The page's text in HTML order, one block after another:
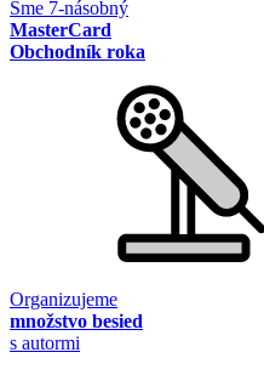
Sme 7-násobný
MasterCard
Obchodník roka
Organizujeme
množstvo besied
s autormi